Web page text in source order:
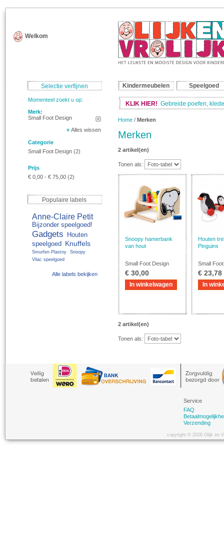
Welkom
Kindermeubelen Speelgoed
KLIK HIER! Gebreide poefen,
Home / Merken
Merken
2 artikel(en)
Tonen als:
Snoopy hamerbank
van hout
Small Foot Design
€ 30,00
In winkelwagen
Houten
Pinguins
Small
€ 23,78
In
2 artikel(en)
Tonen als:
Selectie verfijnen
Momenteel zoekt u op:
Merk:
Small Foot Design
» Alles wissen
Categorie
Small Foot Design (2)
Prijs
€ 0,00 - € 75,00 (2)
Populaire labels
Anne-Claire Petit
Bijzonder speelgoed!
Gadgets
Houten
speelgoed
Knuffels
Smurfen Plastoy
Snoopy
Vilac speelgoed
Alle labels bekijken
Service
FAQ
Verzending
copyright © 2026 Olijk en